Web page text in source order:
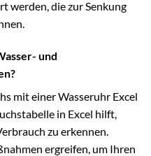
werden, die zur Senkung
und
mit einer Wasseruhr Excel
in Excel hilft,
zu erkennen.
ergreifen, um Ihren